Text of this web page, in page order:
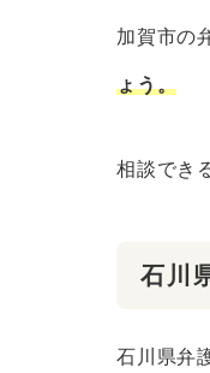
加賀市の
ょう。
相談でき
石川
石川県弁